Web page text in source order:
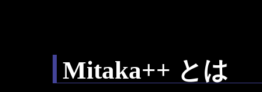
Mitaka++ とは